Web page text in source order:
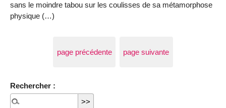
sans le moindre tabou sur les coulisses de sa métamorphose
physique (…)
page précédente page suivante
Rechercher :